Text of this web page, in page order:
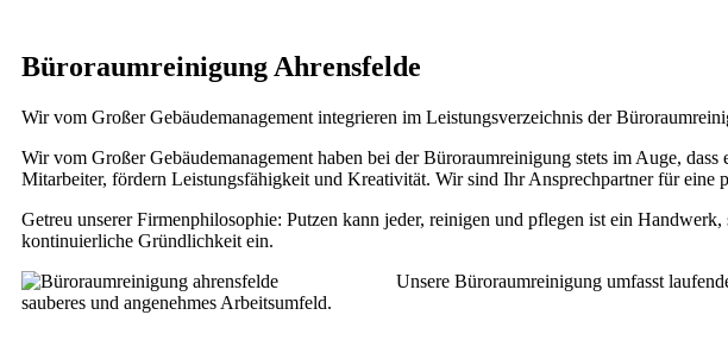
Büroraumreinigung Ahrensfelde
Wir vom Großer Gebäudemanagement integrieren im Leistungsverzeichnis der
Wir vom Großer Gebäudemanagement haben bei der Büroraumreinigung stets im Auge,
Mitarbeiter, fördern Leistungsfähigkeit und Kreativität. Wir sind Ihr Ansprechpartner für eine
Getreu unserer Firmenphilosophie: Putzen kann jeder, reinigen und pflegen ist ein
kontinuierliche Gründlichkeit ein.
Unsere Büroraumreinigung umfasst
sauberes und angenehmes Arbeitsumfeld.